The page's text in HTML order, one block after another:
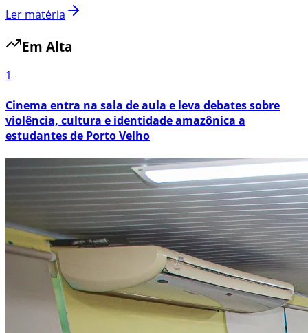
Ler matéria
Em Alta
1
Cinema entra na sala de aula e leva debates sobre
violência, cultura e identidade amazônica a
estudantes de Porto Velho